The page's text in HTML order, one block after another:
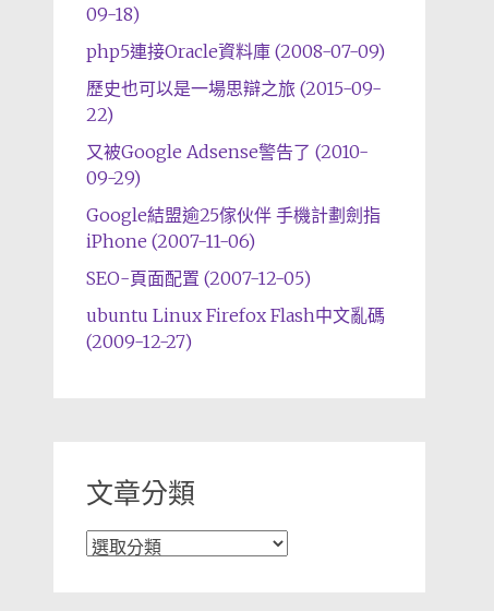
09-18)
php5連接Oracle資料庫 (2008-07-09)
歷史也可以是一場思辯之旅 (2015-09-
22)
又被Google Adsense警告了 (2010-
09-29)
Google結盟逾25傢伙伴 手機計劃劍指
iPhone (2007-11-06)
SEO-頁面配置 (2007-12-05)
ubuntu Linux Firefox Flash中文亂碼
(2009-12-27)
文章分類
文